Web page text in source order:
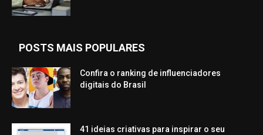
POSTS MAIS POPULARES
Confira o ranking de influenciadores
digitais do Brasil
41 ideias criativas para inspirar o seu